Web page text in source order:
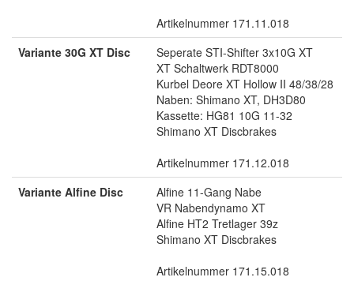
Artikelnummer 171.11.018
Variante 30G XT Disc
Seperate STI-Shifter 3x10G XT
XT Schaltwerk RDT8000
Kurbel Deore XT Hollow II 48/38/28
Naben: Shimano XT, DH3D80
Kassette: HG81 10G 11-32
Shimano XT Discbrakes
Artikelnummer 171.12.018
Variante Alfine Disc
Alfine 11-Gang Nabe
VR Nabendynamo XT
Alfine HT2 Tretlager 39z
Shimano XT Discbrakes
Artikelnummer 171.15.018